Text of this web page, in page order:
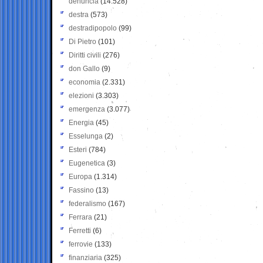
destra (573)
destradipopolo (99)
Di Pietro (101)
Diritti civili (276)
don Gallo (9)
economia (2.331)
elezioni (3.303)
emergenza (3.077)
Energia (45)
Esselunga (2)
Esteri (784)
Eugenetica (3)
Europa (1.314)
Fassino (13)
federalismo (167)
Ferrara (21)
Ferretti (6)
ferrovie (133)
finanziaria (325)